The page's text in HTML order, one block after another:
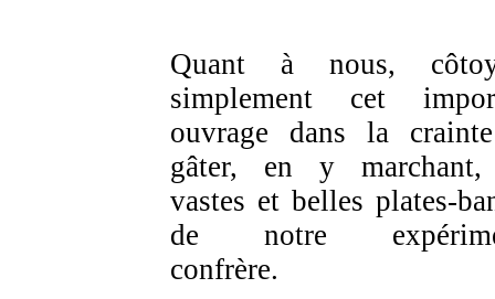
Quant à nous,
simplement cet
ouvrage dans la
gâter, en y
vastes et belles plates-
de notre
confrère.